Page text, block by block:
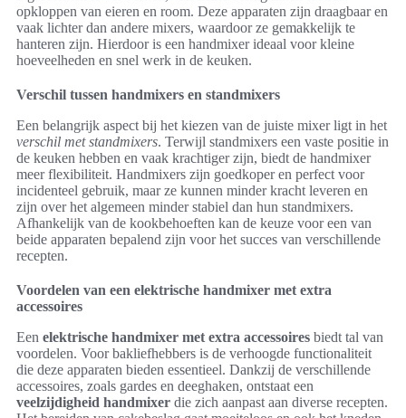
opkloppen van eieren en room. Deze apparaten zijn draagbaar en
vaak lichter dan andere mixers, waardoor ze gemakkelijk te
hanteren zijn. Hierdoor is een handmixer ideaal voor kleine
hoeveelheden en snel werk in de keuken.
Verschil tussen handmixers en standmixers
Een belangrijk aspect bij het kiezen van de juiste mixer ligt in het
verschil met standmixers. Terwijl standmixers een vaste positie in
de keuken hebben en vaak krachtiger zijn, biedt de handmixer
meer flexibiliteit. Handmixers zijn goedkoper en perfect voor
incidenteel gebruik, maar ze kunnen minder kracht leveren en
zijn over het algemeen minder stabiel dan hun standmixers.
Afhankelijk van de kookbehoeften kan de keuze voor een van
beide apparaten bepalend zijn voor het succes van verschillende
recepten.
Voordelen van een elektrische handmixer met extra
accessoires
Een elektrische handmixer met extra accessoires biedt tal van
voordelen. Voor bakliefhebbers is de verhoogde functionaliteit
die deze apparaten bieden essentieel. Dankzij de verschillende
accessoires, zoals gardes en deeghaken, ontstaat een
veelzijdigheid handmixer die zich aanpast aan diverse recepten.